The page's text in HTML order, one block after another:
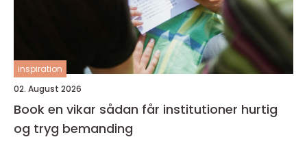
inspiration
02. August 2026
Book en vikar sådan får institutioner hurtig
og tryg bemanding